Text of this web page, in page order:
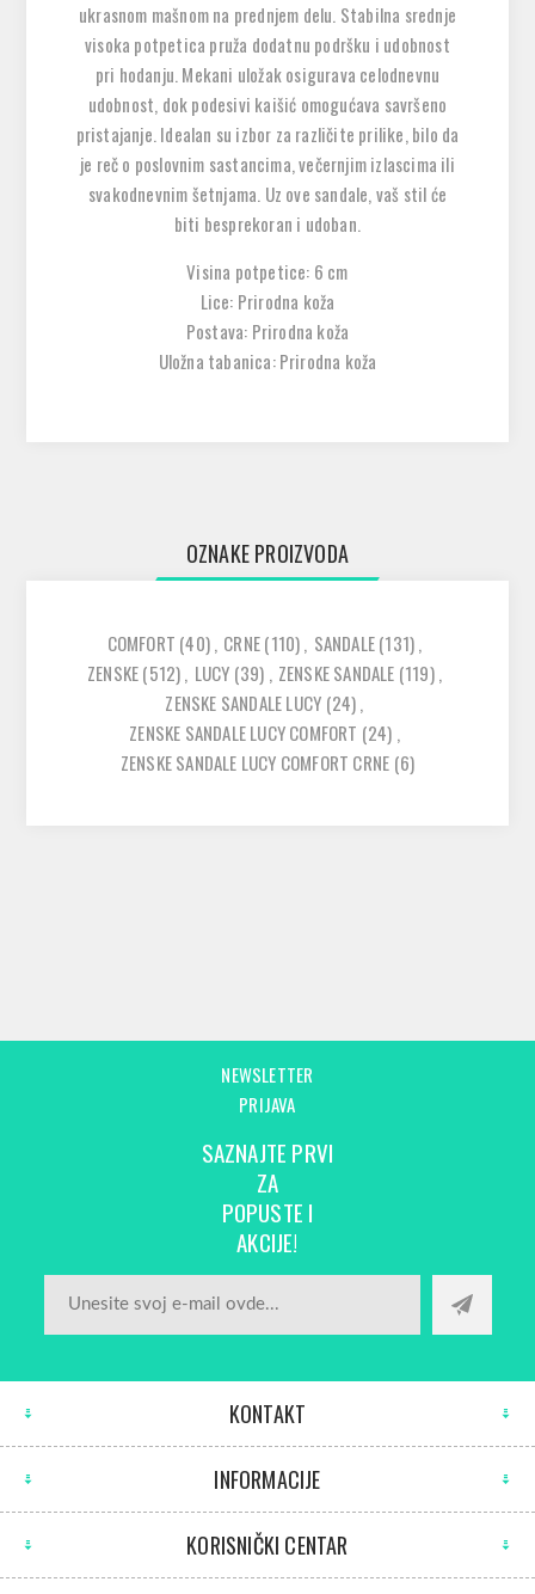
ukrasnom mašnom na prednjem delu. Stabilna srednje
visoka potpetica pruža dodatnu podršku i udobnost
pri hodanju. Mekani uložak osigurava celodnevnu
udobnost, dok podesivi kaišić omogućava savršeno
pristajanje. Idealan su izbor za različite prilike, bilo da
je reč o poslovnim sastancima, večernjim izlascima ili
svakodnevnim šetnjama. Uz ove sandale, vaš stil će
biti besprekoran i udoban.
Visina potpetice: 6 cm
Lice: Prirodna koža
Postava: Prirodna koža
Uložna tabanica: Prirodna koža
OZNAKE PROIZVODA
COMFORT (40), CRNE(110), SANDALE(131),
ZENSKE(512), LUCY (39) , ZENSKE SANDALE (119),
ZENSKE SANDALE LUCY (24),
ZENSKE SANDALE LUCY COMFORT (24) ,
ZENSKE SANDALE LUCY COMFORT CRNE (6)
NEWSLETTER
PRIJAVA
SAZNAJTE PRVI
ZA
POPUSTE I
AKCIJE!
KONTAKT
INFORMACIJE
KORISNIČKI CENTAR